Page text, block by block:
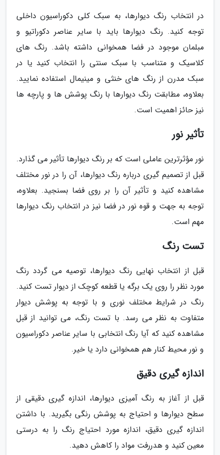
در انتخاب رنگ دیوارها، به سبک کلی دکوراسیون داخلی
توجه کنید. رنگ دیوارها باید با سایر عناصر دکوراتیو و
مبلمان موجود در فضا همخوانی داشته باشد. رنگ های
کلاسیک و متناسب با سبک سنتی را انتخاب کنید یا در
سبک مدرن از رنگ های خنثی و مینیمال استفاده نمایید.
بعلاوه، مطابقت رنگ دیوارها با رنگ پوشش ها و پارچه ها
نیز حائز اهمیت است.
تأثیر نور
نور مؤثرترین عاملی است که بر رنگ دیوارها تأثیر می گذارد.
قبل از تصمیم گیری درباره رنگ دیوارها، آن را در نور مختلف
مشاهده کنید و تأثیر آن را بر روی فضا بسنجید. بعلاوه،
توجه به جهت و قوه نور در فضا نیز در انتخاب رنگ دیوارها
مهم است.
تست رنگ
قبل از انتخاب نهایی رنگ دیوارها، توصیه می گردد رنگ
مورد نظر را روی یک برگه یا قطعه کوچک از دیوار تست کنید.
رنگ در شرایط مختلف نوری و با توجه به پوشش دیوار
متفاوت به نظر می رسد. با تست رنگ، می توانید از قبل
مشاهده کنید که آیا رنگ انتخابی با سایر عناصر دکوراسیون
و نور محیط کنار هم همخوانی دارد یا خیر.
اندازه گیری دقیق
قبل از آغاز به رنگ آمیزی دیوارها، اندازه گیری دقیقی از
سطح دیوارها و احتیاج به پوشش رنگی بگیرید. با داشتن
اندازه گیری دقیق، اندازه مورد احتیاج رنگ را به درستی
معین کنید و هدررفت مواد را کاهش دهید.